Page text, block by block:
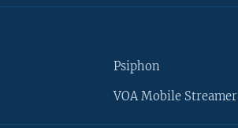
Psiphon
VOA Mobile Streamer